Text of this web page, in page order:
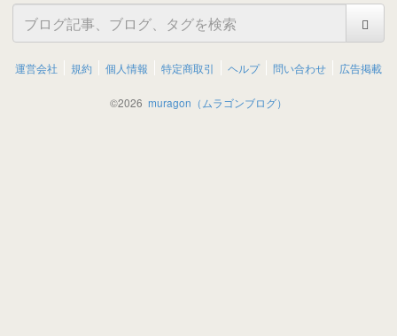
運営会社 規約 個人情報 特定商取引 ヘルプ 問い合わせ 広告掲載
©2026 muragon（ムラゴンブログ）